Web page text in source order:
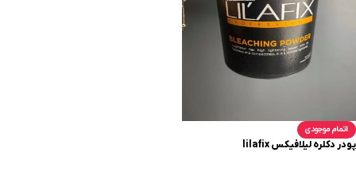
اتمام موجودی
پودر دکلره لیلافیکس lilafix